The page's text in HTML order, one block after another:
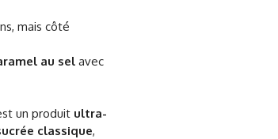
mais côté
au sel avec
un produit ultra-
classique,